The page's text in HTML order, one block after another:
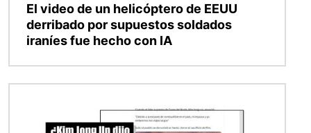
El video de un helicóptero de EEUU
derribado por supuestos soldados
iraníes fue hecho con IA